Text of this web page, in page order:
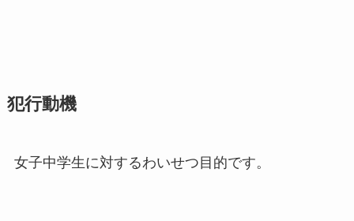
犯行動機
女子中学生に対するわいせつ目的です。